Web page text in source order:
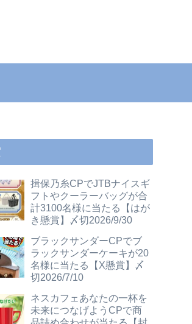
揖保乃糸CPでJTBナイスギ
フトやクーラーバッグが合
計3100名様に当たる【はが
き懸賞】〆切2026/9/30
ブラックサンダーCPでブ
ラックサンダーケーキが20
名様に当たる【X懸賞】〆
切2026/7/10
ネスカフェあなたの一杯を
未来につなげようCPで商